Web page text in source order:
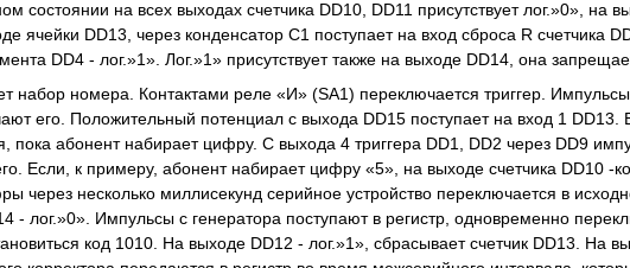
состоянии на всех выходах счетчика DD10, DD11 присутствует лог.»0», на
ячейки DD13, через конденсатор С1 поступает на вход сброса R счетчика
DD4 - лог.»1». Лог.»1» присутствует также на выходе DD14, она
набор номера. Контактами реле «И» (SA1) переключается триггер.
его. Положительный потенциал с выхода DD15 поступает на вход 1 DD13.
пока абонент набирает цифру. С выхода 4 триггера DD1, DD2 через DD9
Если, к примеру, абонент набирает цифру «5», на выходе счетчика DD10 -
через несколько миллисекунд серийное устройство переключается в
- лог.»0». Импульсы с генератора поступают в регистр, одновременно
код 1010. На выходе DD12 - лог.»1», сбрасывает счетчик DD13. На